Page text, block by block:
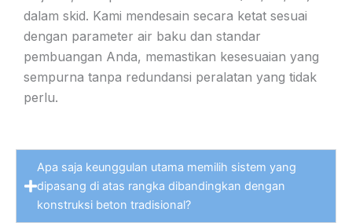
dalam skid. Kami mendesain secara ketat sesuai
dengan parameter air baku dan standar
pembuangan Anda, memastikan kesesuaian yang
sempurna tanpa redundansi peralatan yang tidak
perlu.
Apa saja keunggulan utama memilih sistem yang
dipasang di atas rangka dibandingkan dengan
konstruksi beton tradisional?